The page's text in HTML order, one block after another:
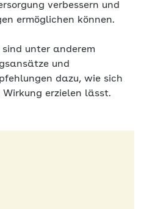
verbessern und
ermöglichen können.
unter anderem
und
dazu, wie sich
erzielen lässt.